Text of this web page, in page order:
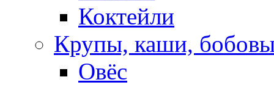
Коктейли
Крупы, каши,
Овёс